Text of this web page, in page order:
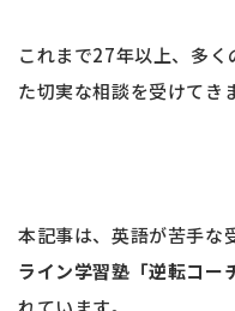
これまで27年以上、多
た切実な相談を受けてき
本記事は、英語が苦手な
ライン学習塾「逆転コー